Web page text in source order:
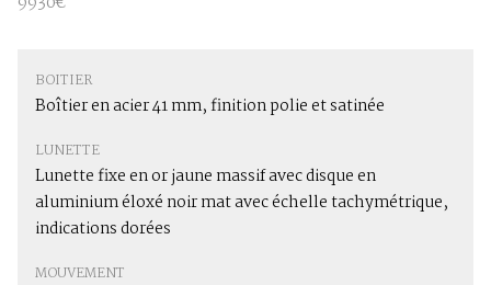
BOITIER
Boîtier en acier 41 mm, finition polie et satinée
LUNETTE
Lunette fixe en or jaune massif avec disque en
aluminium éloxé noir mat avec échelle tachymétrique,
indications dorées
MOUVEMENT